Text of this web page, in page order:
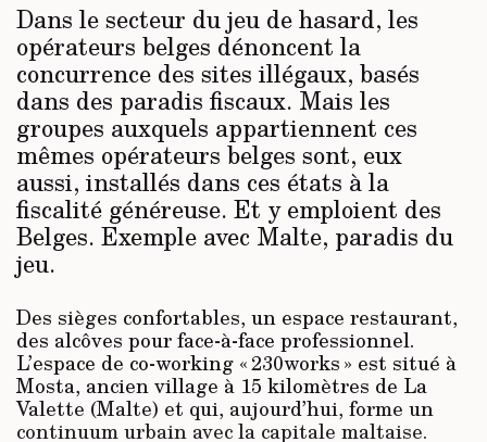
Dans le secteur du jeu de hasard, les
opérateurs belges dénoncent la
concurrence des sites illégaux, basés
dans des paradis fiscaux. Mais les
groupes auxquels appartiennent ces
mêmes opérateurs belges sont, eux
aussi, installés dans ces états à la
fiscalité généreuse. Et y emploient des
Belges. Exemple avec Malte, paradis du
jeu.
Des sièges confortables, un espace restaurant,
des alcôves pour face-à-face professionnel.
L’espace de co-working « 230works » est situé à
Mosta, ancien village à 15 kilomètres de La
Valette (Malte) et qui, aujourd’hui, forme un
continuum urbain avec la capitale maltaise.